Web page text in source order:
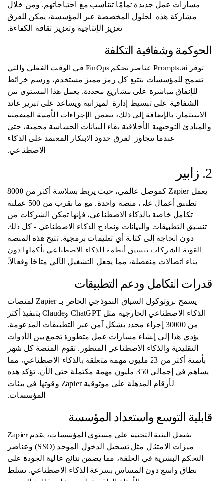
مسارات عمل جديدة تمامًا تتناسب مع احتياجاتهم. ومن خلال
مشاركة هذه الحلول المخصصة عبر المؤسسة، يمكن للفرق
تعزيز الإنتاجية وتعزيز ثقافة الكفاءة.
الحوكمة وشفافية التكلفة
توفر Prompts.ai عناصر تحكم FinOps في الوقت الفعلي والتي
تسمح للمؤسسات بتتبع كل رمز مميز مستخدم، ورسم خرائط
للإنفاق مباشرة على مشاريع محددة. يعمل هذا المستوى من
الشفافية على تبسيط إدارة الميزانية ويساعد على تبرير عائد
الاستثمار. بالإضافة إلى ذلك، تضمن الإجراءات الأمنية المضمنة
والمبادئ التوجيهية الأخلاقية بقاء البيانات الحساسة محمية، حتى
عندما تتجاوز الفرق حدود الابتكار المعتمد على الذكاء
الاصطناعي.
2. زابير
يعمل Zapier كموصل عالمي، حيث يربط بسلاسة أكثر من 8000
تطبيق أعمال على منصة واحدة. مع ما يقرب من 500 عملية
تكامل خاصة بالذكاء الاصطناعي، فإنها تمكن الشركات من
تنسيق التطبيقات والبيانات ونماذج الذكاء الاصطناعي - كل ذلك
دون الحاجة إلى كتابة أي تعليمات برمجية. تتيح هذه المنصة
القوية للشركات تنسيق أنظمة الذكاء الاصطناعي بأكملها دون
بناء اتصالات منفصلة، ​​مما يجعل التشغيل الآلي متاحًا وفعالاً.
قدرات التكامل ودعم التطبيقات
يسمح بروتوكول السياق النموذجي الخاص بـ Zapier لمنصات
الذكاء الاصطناعي الخارجية مثل ChatGPT وClaude بتنفيذ أكثر
من 30000 إجراء محدد بشكل آمن عبر التطبيقات المدعومة.
يؤدي هذا إلى إنشاء مسارات عمل متطورة تجمع بين الأدوات
التقليدية والذكاء الاصطناعي المتطور. تقوم المنصة كل شهر
بأتمتة أكثر من 23 مليون مهمة متعلقة بالذكاء الاصطناعي، مما
يساهم في إجمالي 350 مليون مهمة مكتملة حتى الآن. تؤكد هذه
الأرقام المذهلة على موثوقية Zapier وقوتها في بيئات
المؤسسات.
قابلية التوسع واستعداد المؤسسة
بفضل البنية التحتية على مستوى المؤسسات، يقدم Zapier
ميزات الامتثال مثل تسجيل الدخول الموحد (SSO) وعناصر
التحكم البشرية في الحلقة، مما يضمن نتائج عالية الجودة على
نطاق واسع دون المساس بسرعة الذكاء الاصطناعي. تسلط